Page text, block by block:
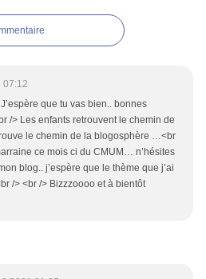
07:12
que tu vas bien.. bonnes
/> Les enfants retrouvent le chemin de
le chemin de la blogosphère …<br
ce mois ci du CMUM… n’hésites
blog.. j’espère que le thème que j’ai
/> <br /> Bizzzoooo et à bientôt